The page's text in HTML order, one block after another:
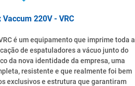
220V - VRC
é um equipamento que imprime toda a
de espatuladores a vácuo junto do
da nova identidade da empresa, uma
resistente e que realmente foi bem
exclusivos e estrutura que garantiram